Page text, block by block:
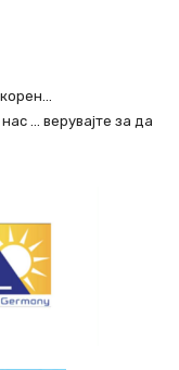
… верувајте за да